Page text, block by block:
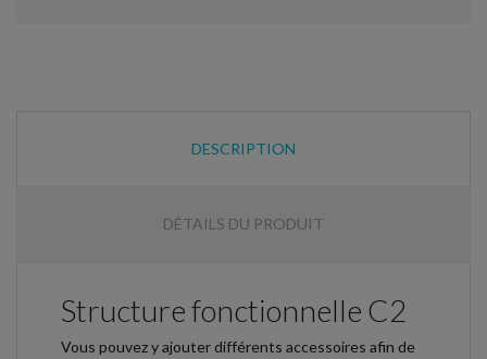
DESCRIPTION
DÉTAILS DU PRODUIT
Structure fonctionnelle C2
Vous pouvez y ajouter différents accessoires afin de